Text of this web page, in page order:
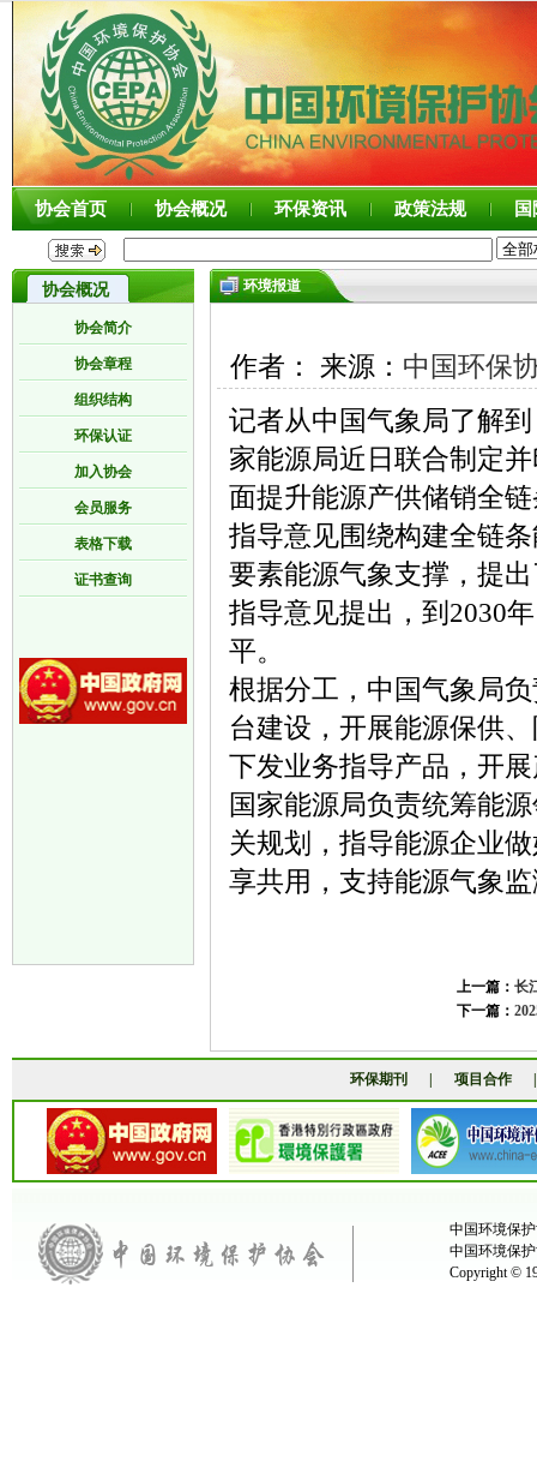
协会首页 协会概况 环保资讯 政策法规
协会概况
协会简介
协会章程
组织结构
环保认证
加入协会
会员服务
表格下载
证书查询
环境报道
作者： 来源： 中国环保
记者从中国气象局了解
家能源局近日联合制定
面提升能源产供储销全
指导意见围绕构建全链
要素能源气象支撑，提
指导意见提出，到2030
平。
根据分工，中国气象局
台建设，开展能源保供
下发业务指导产品，开
国家能源局负责统筹能
关规划，指导能源企业
享共用，支持能源气象
上一篇： 长
下一篇：
环保期刊 项目合作
中国环境保
中国环境保
Copyright ©